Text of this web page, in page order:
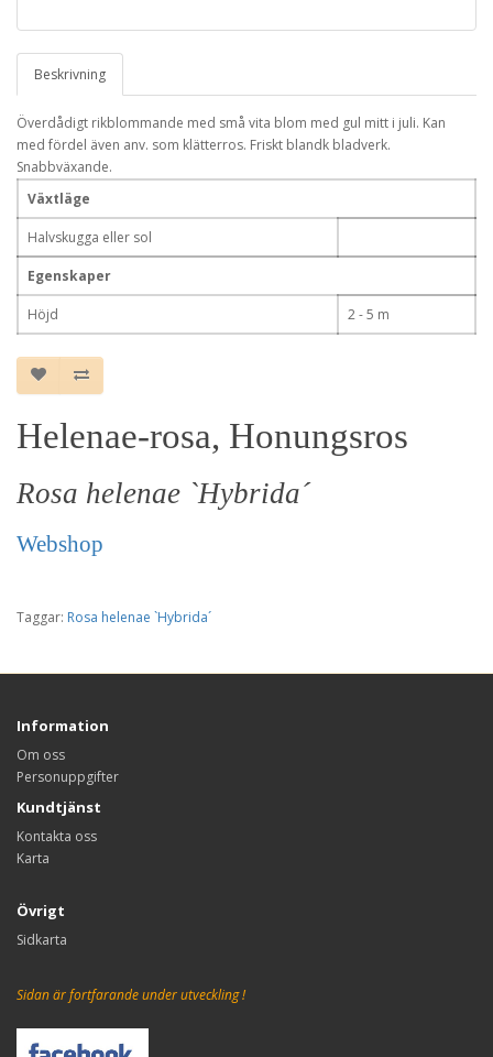
Beskrivning
Överdådigt rikblommande med små vita blom med gul mitt i juli. Kan
med fördel även anv. som klätterros. Friskt blandk bladverk.
Snabbväxande.
Växtläge
Halvskugga eller sol
Egenskaper
Höjd 2 - 5 m
Helenae-rosa, Honungsros
Rosa helenae `Hybrida´
Webshop
Taggar: Rosa helenae `Hybrida´
Information
Om oss
Personuppgifter
Kundtjänst
Kontakta oss
Karta
Övrigt
Sidkarta
Sidan är fortfarande under utveckling !